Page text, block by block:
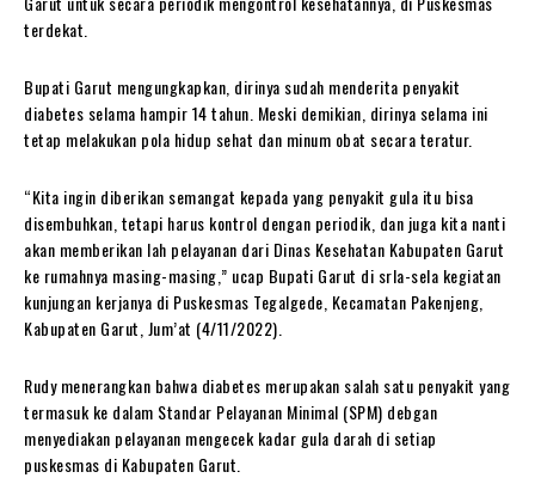
terdekat.
Bupati Garut mengungkapkan, dirinya sudah menderita penyakit
diabetes selama hampir 14 tahun. Meski demikian, dirinya selama ini
tetap melakukan pola hidup sehat dan minum obat secara teratur.
“Kita ingin diberikan semangat kepada yang penyakit gula itu bisa
disembuhkan, tetapi harus kontrol dengan periodik, dan juga kita nanti
akan memberikan lah pelayanan dari Dinas Kesehatan Kabupaten Garut
ke rumahnya masing-masing,” ucap Bupati Garut di srla-sela kegiatan
kunjungan kerjanya di Puskesmas Tegalgede, Kecamatan Pakenjeng,
Kabupaten Garut, Jum’at (4/11/2022).
Rudy menerangkan bahwa diabetes merupakan salah satu penyakit yang
termasuk ke dalam Standar Pelayanan Minimal (SPM) debgan
menyediakan pelayanan mengecek kadar gula darah di setiap
puskesmas di Kabupaten Garut.